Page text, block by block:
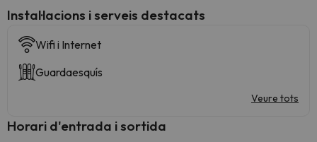
Instal·lacions i serveis destacats
Wifi i Internet
Guardaesquís
Veure tots
Horari d'entrada i sortida